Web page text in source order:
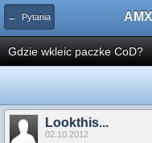
← Pytania
Gdzie wkleic paczke CoD?
Lookthis...
02.10.2012